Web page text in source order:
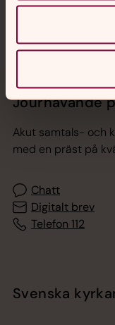
Jourhavande
Akut samtals- och
med en präst på
Chatt
Digitalt brev
Telefon 112
Svenska